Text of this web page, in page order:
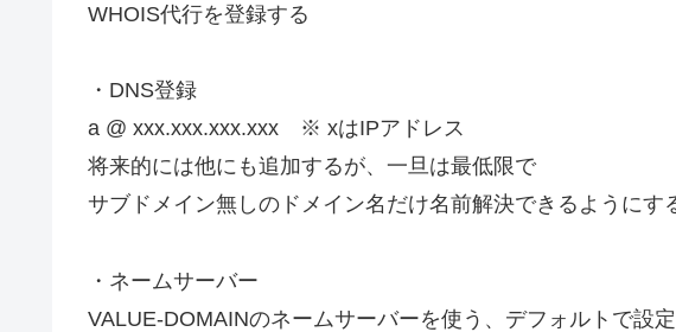
WHOIS代行を登録する
・DNS登録
a @ xxx.xxx.xxx.xxx ※ xはIPアドレス
将来的には他にも追加するが、一旦は最低限で
サブドメイン無しのドメイン名だけ名前解決できるようにす
・ネームサーバー
VALUE-DOMAINのネームサーバーを使う、デフォルトで設